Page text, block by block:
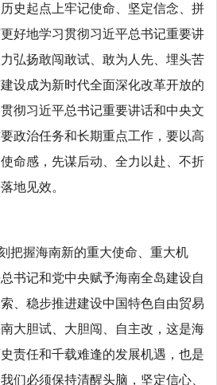
史起点上牢记使命、坚定信念、拼
好地学习贯彻习近平总书记重要讲
弘扬敢闯敢试、敢为人先、埋头苦
设成为新时代全面深化改革开放的
彻习近平总书记重要讲话和中央文
政治任务和长期重点工作，要以高
命感，先谋后动、全力以赴、不折
地见效。
把握海南新的重大使命、重大机
书记和党中央赋予海南全岛建设自
、稳步推进建设中国特色自由贸易
大胆试、大胆闯、自主改，这是海
责任和千载难逢的发展机遇，也是
们必须保持清醒头脑，坚定信心、